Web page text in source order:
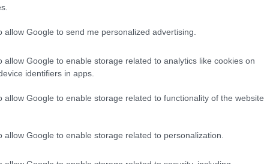
allow Google to send me personalized advertising.
allow Google to enable storage related to analytics like cookies on
identifiers in apps.
allow Google to enable storage related to functionality of the website
allow Google to enable storage related to personalization.